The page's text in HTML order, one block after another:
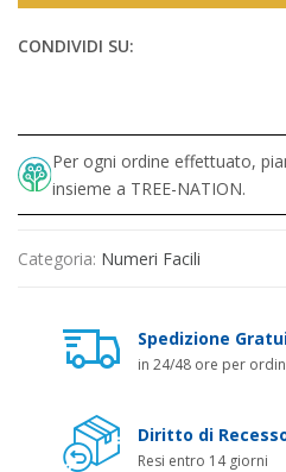
CONDIVIDI SU:
Per ogni ordine effettuato,
insieme a TREE-NATION.
Categoria: Numeri Facili
Spedizione
in 24/48 ore per
Diritto di
Resi entro 14 giorni